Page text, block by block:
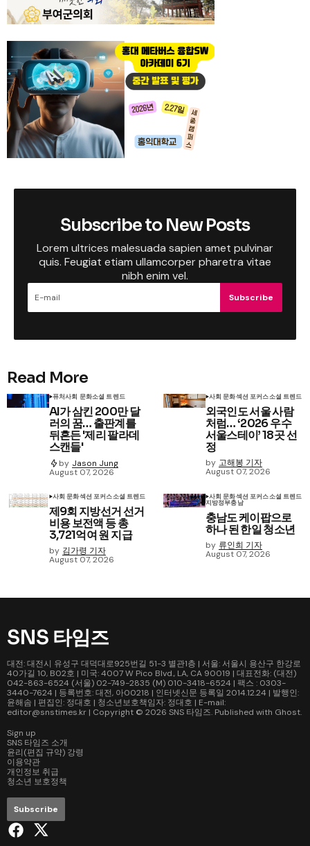
Subscribe to New Posts
Lorem ultrices malesuada sapien amet pulvinar
quis. Feugiat etiam ullamcorper pharetra vitae
nibh enim vel.
Subscribe
Read More
퓨처사회 문화소셜 트렌드
AI가 삼킨 200만 달
러의 꿈… 출판계를
뒤흔든 '제리 팔라데
스캔들'
by Jason Jung
August 07, 2026
사회 문화섹션 포커스소셜 트렌드
외국인도 서울 사람
처럼… ‘2026 우수
서울스테이’ 18곳 선
정
by 고해봉 기자
August 07, 2026
사회 문화섹션 포커스소셜 트렌드
제9회 지방선거 선거
비용 보전액 등 총
3,721억여 원 지급
by 김가령 기자
August 07, 2026
사회 문화섹션 포커스소셜 트렌드
지방정부충남
충남도 케이팝으로
하나 된 한일 청소년
by 류인희 기자
August 07, 2026
SNS 타임즈
대전: 대전시 유성구 대덕대로925번길 51-3 별관1층 | 서울: 서울시 용산구 한강로
40가길 10, B02호 | 미국: 4007 W Pico Blvd., LA, CA 90019 | 대표전화: (대전)
042-863-6524 (서울) 02-749-2835 (M) 010-3418-6524 | 팩스 : 0303-
3440-7624 | 등록번호: 대전, 아00218 | 인터넷신문 등록일 2014.12.24 | 발행인:
윤해솜 | 편집인: 정대호 | 청소년보호책임자: 정대호 | E-mail:
editor@snstimes.kr | Copyright © 2026 SNS 타임즈. Published with Ghost.
Sign up
SNS 타임즈 소개
윤리(편집 규약) 강령
이용약관
개인정보 취급
청소년 보호정책
Subscribe